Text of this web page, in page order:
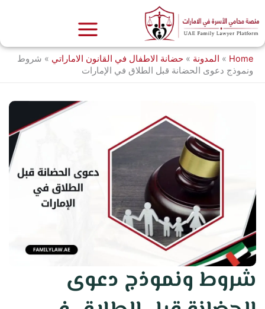
إلى
المحتوى
Home
» المدونة » حضانة الاطفال في القانون الاماراتي » شروط
ونموذج دعوى الحضانة قبل الطلاق في الإمارات
شروط ونموذج دعوى